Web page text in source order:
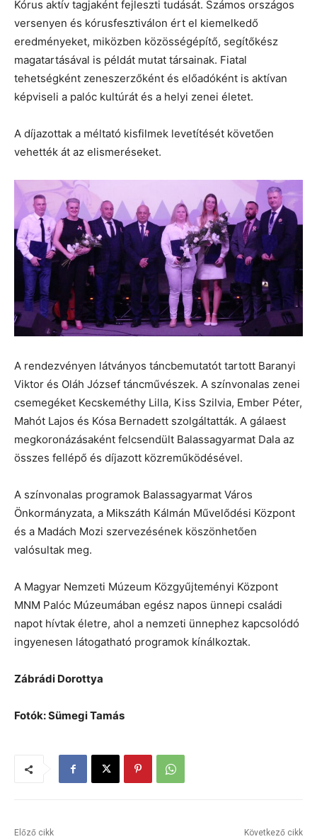
Kórus aktív tagjaként fejleszti tudását. Számos országos
versenyen és kórusfesztiválon ért el kiemelkedő
eredményeket, miközben közösségépítő, segítőkész
magatartásával is példát mutat társainak. Fiatal
tehetségként zeneszerzőként és előadóként is aktívan
képviseli a palóc kultúrát és a helyi zenei életet.
A díjazottak a méltató kisfilmek levetítését követően
vehették át az elismeréseket.
A rendezvényen látványos táncbemutatót tartott Baranyi
Viktor és Oláh József táncművészek. A színvonalas zenei
csemegéket Kecskeméthy Lilla, Kiss Szilvia, Ember Péter,
Mahót Lajos és Kósa Bernadett szolgáltatták. A gálaest
megkoronázásaként felcsendült Balassagyarmat Dala az
összes fellépő és díjazott közreműködésével.
A színvonalas programok Balassagyarmat Város
Önkormányzata, a Mikszáth Kálmán Művelődési Központ
és a Madách Mozi szervezésének köszönhetően
valósultak meg.
A Magyar Nemzeti Múzeum Közgyűjteményi Központ
MNM Palóc Múzeumában egész napos ünnepi családi
napot hívtak életre, ahol a nemzeti ünnephez kapcsolódó
ingyenesen látogatható programok kínálkoztak.
Zábrádi Dorottya
Fotók: Sümegi Tamás
Előző cikk Következő cikk